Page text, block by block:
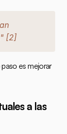
[2]
es mejorar
a las